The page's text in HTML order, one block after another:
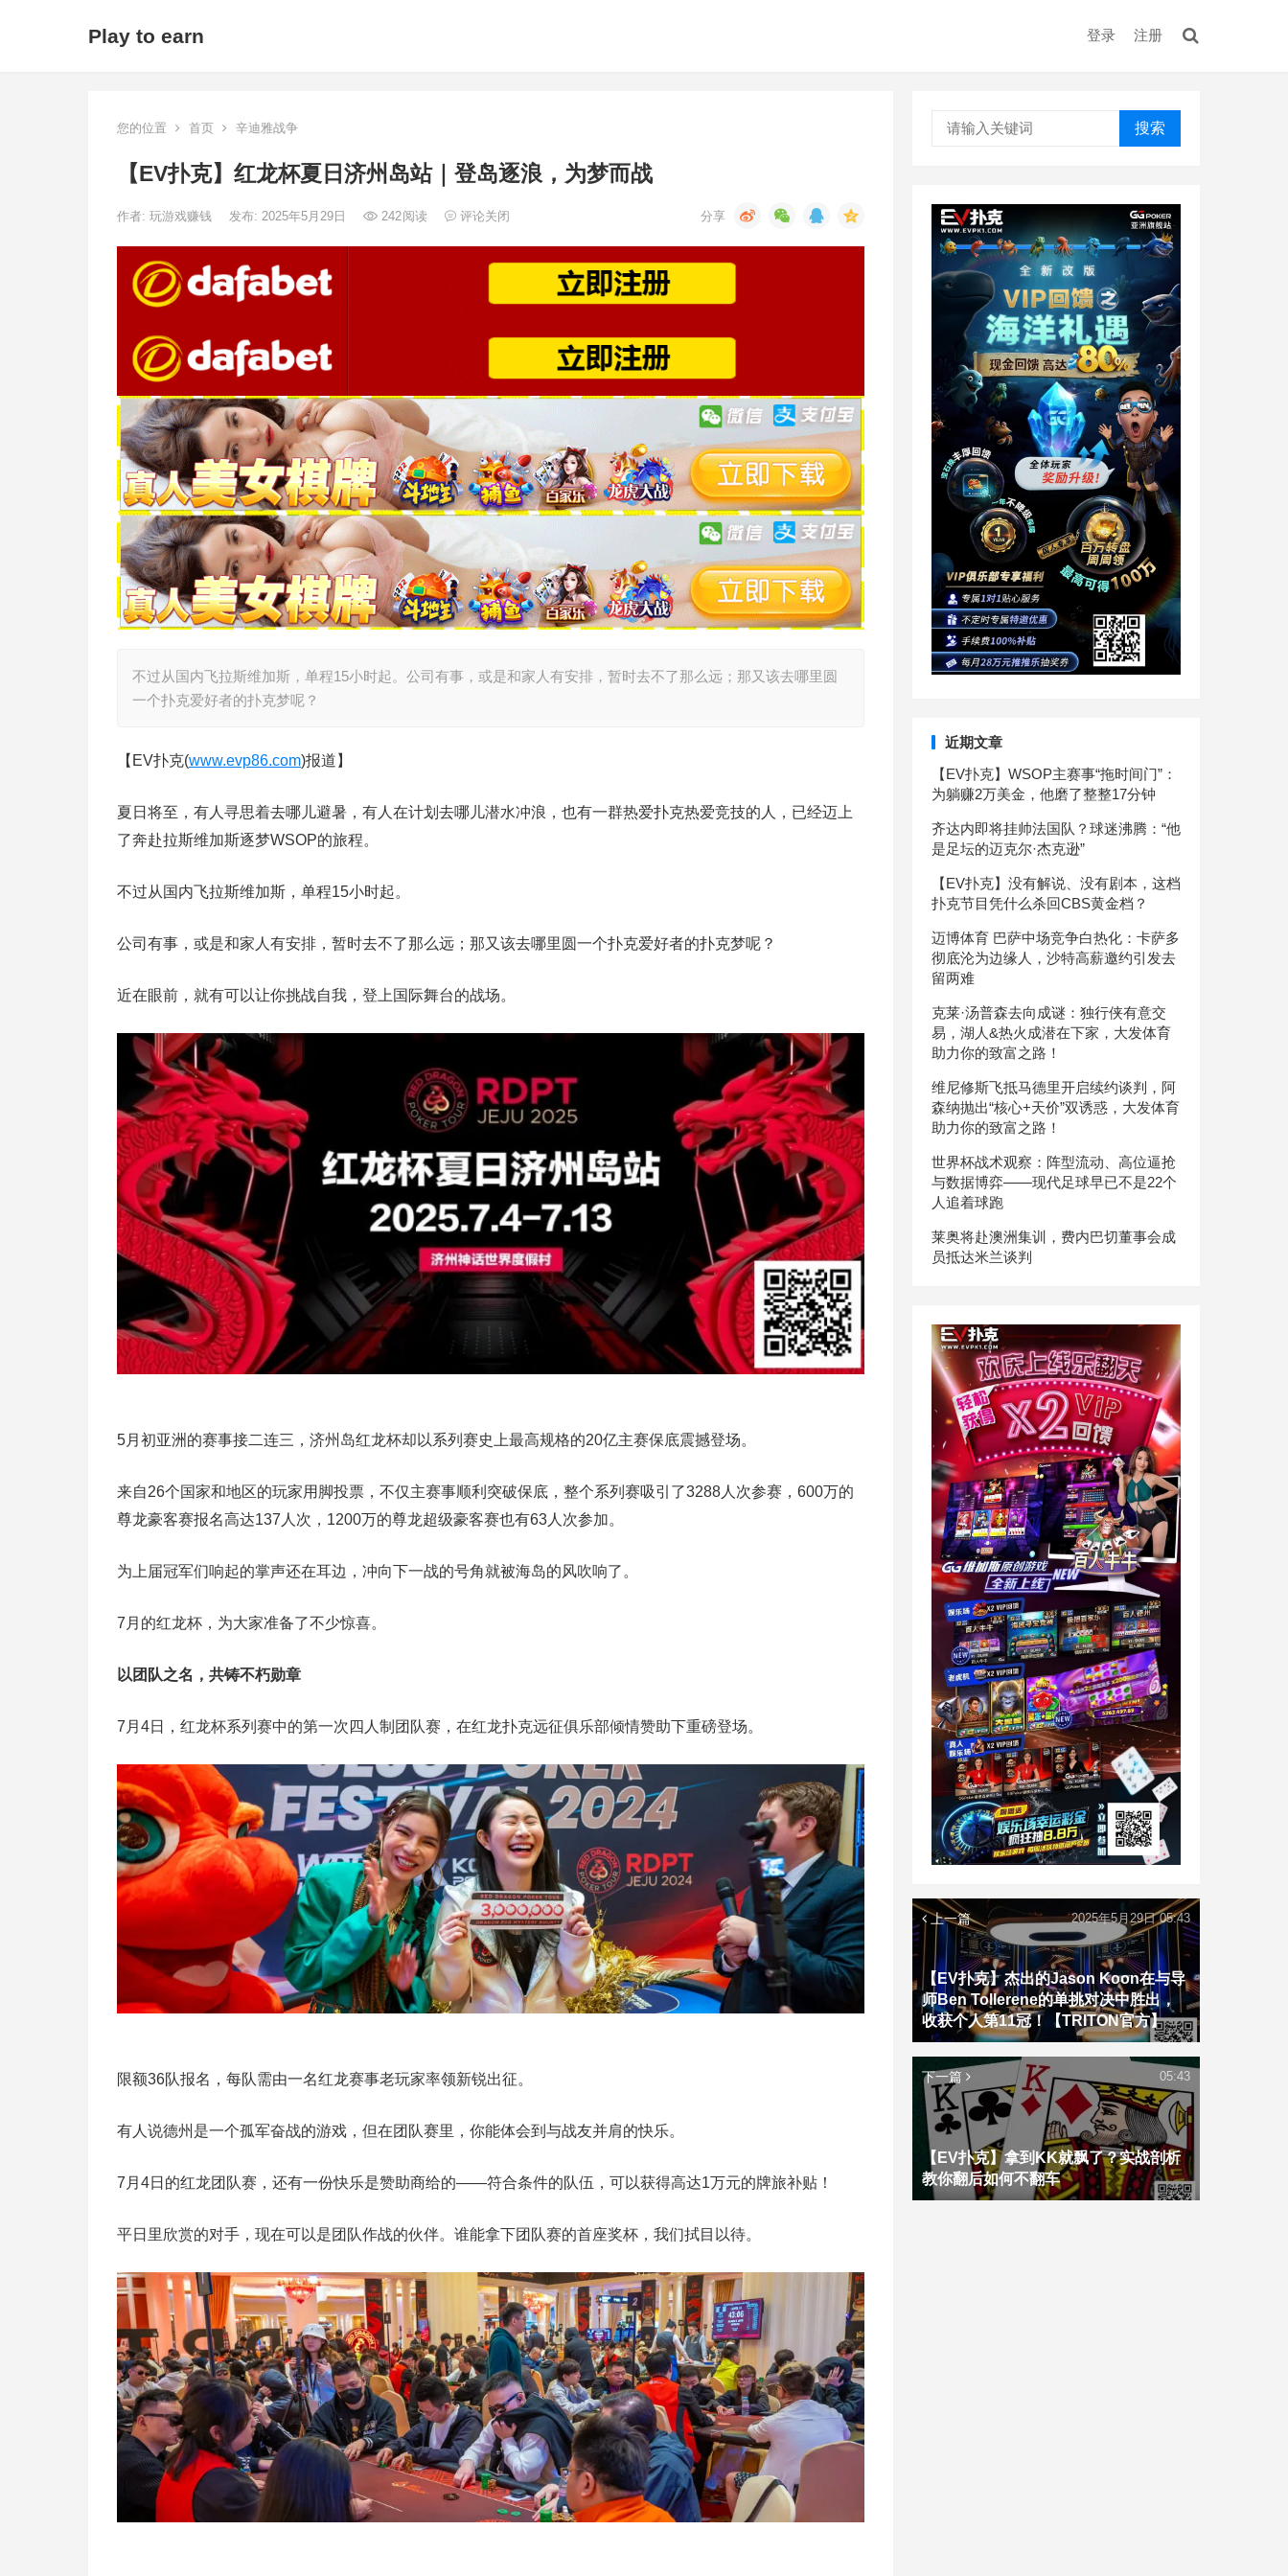
Play to earn 登录 注册
您的位置 首页 辛迪雅战争
【EV扑克】红龙杯夏日济州岛站｜登岛逐浪，为梦而战
作者: 玩游戏赚钱 发布: 2025年5月29日 242阅读 评论关闭
不过从国内飞拉斯维加斯，单程15小时起。公司有事，或是和家人有安排，暂时去不了那么远；那又该去哪里圆
一个扑克爱好者的扑克梦呢？
【EV扑克(www.evp86.com)报道】
夏日将至，有人寻思着去哪儿避暑，有人在计划去哪儿潜水冲浪，也有一群热爱扑克热爱竞技的人，已经迈上
了奔赴拉斯维加斯逐梦WSOP的旅程。
不过从国内飞拉斯维加斯，单程15小时起。
公司有事，或是和家人有安排，暂时去不了那么远；那又该去哪里圆一个扑克爱好者的扑克梦呢？
近在眼前，就有可以让你挑战自我，登上国际舞台的战场。
5月初亚洲的赛事接二连三，济州岛红龙杯却以系列赛史上最高规格的20亿主赛保底震撼登场。
来自26个国家和地区的玩家用脚投票，不仅主赛事顺利突破保底，整个系列赛吸引了3288人次参赛，600万的
尊龙豪客赛报名高达137人次，1200万的尊龙超级豪客赛也有63人次参加。
为上届冠军们响起的掌声还在耳边，冲向下一战的号角就被海岛的风吹响了。
7月的红龙杯，为大家准备了不少惊喜。
以团队之名，共铸不朽勋章
7月4日，红龙杯系列赛中的第一次四人制团队赛，在红龙扑克远征俱乐部倾情赞助下重磅登场。
限额36队报名，每队需由一名红龙赛事老玩家率领新锐出征。
有人说德州是一个孤军奋战的游戏，但在团队赛里，你能体会到与战友并肩的快乐。
7月4日的红龙团队赛，还有一份快乐是赞助商给的——符合条件的队伍，可以获得高达1万元的牌旅补贴！
平日里欣赏的对手，现在可以是团队作战的伙伴。谁能拿下团队赛的首座奖杯，我们拭目以待。
搜索
近期文章
【EV扑克】WSOP主赛事“拖时间门”：
为躺赚2万美金，他磨了整整17分钟
齐达内即将挂帅法国队？球迷沸腾：“他
是足坛的迈克尔·杰克逊”
【EV扑克】没有解说、没有剧本，这档
扑克节目凭什么杀回CBS黄金档？
迈博体育 巴萨中场竞争白热化：卡萨多
彻底沦为边缘人，沙特高薪邀约引发去
留两难
克莱·汤普森去向成谜：独行侠有意交
易，湖人&热火成潜在下家，大发体育
助力你的致富之路！
维尼修斯飞抵马德里开启续约谈判，阿
森纳抛出“核心+天价”双诱惑，大发体育
助力你的致富之路！
世界杯战术观察：阵型流动、高位逼抢
与数据博弈——现代足球早已不是22个
人追着球跑
莱奥将赴澳洲集训，费内巴切董事会成
员抵达米兰谈判
上一篇
【EV扑克】杰出的Jason Koon在与导
师Ben Tollerene的单挑对决中胜出，
收获个人第11冠！【TRITON官方】
2025年5月29日 05:43
下一篇
【EV扑克】拿到KK就飘了？实战剖析
教你翻后如何不翻车
05:43